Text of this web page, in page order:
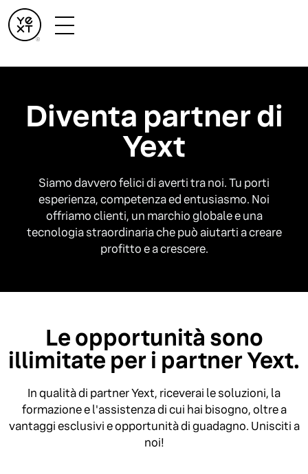
Diventa partner di
Yext
Siamo davvero felici di averti tra noi. Tu porti
esperienza, competenza ed entusiasmo. Noi
offriamo clienti, un marchio globale e una
tecnologia straordinaria che può aiutarti a creare
profitto e a crescere.
Le opportunità sono
illimitate per i partner Yext.
In qualità di partner Yext, riceverai le soluzioni, la
formazione e l'assistenza di cui hai bisogno, oltre a
vantaggi esclusivi e opportunità di guadagno. Unisciti a
noi!